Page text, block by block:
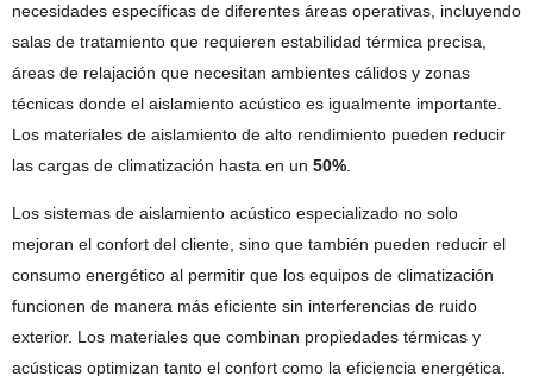
necesidades específicas de diferentes áreas operativas, incluyendo
salas de tratamiento que requieren estabilidad térmica precisa,
áreas de relajación que necesitan ambientes cálidos y zonas
técnicas donde el aislamiento acústico es igualmente importante.
Los materiales de aislamiento de alto rendimiento pueden reducir
las cargas de climatización hasta en un 50%
Los sistemas de aislamiento acústico especializado no solo
mejoran el confort del cliente, sino que también pueden reducir el
consumo energético al permitir que los equipos de climatización
funcionen de manera más eficiente sin interferencias de ruido
exterior. Los materiales que combinan propiedades térmicas y
acústicas optimizan tanto el confort como la eficiencia energética.